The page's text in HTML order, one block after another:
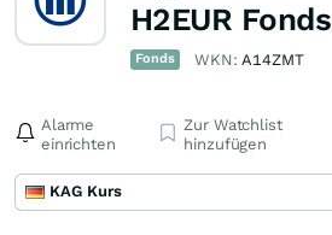
H2EUR Fonds
Fonds WKN:A14ZMT
Alarme
einrichten
Zur Watchlist
hinzufügen
KAG Kurs